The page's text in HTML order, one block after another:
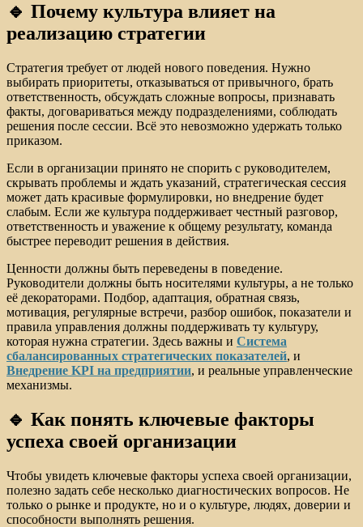
🔹 Почему культура влияет на
реализацию стратегии
Стратегия требует от людей нового поведения. Нужно
выбирать приоритеты, отказываться от привычного, брать
ответственность, обсуждать сложные вопросы, признавать
факты, договариваться между подразделениями, соблюдать
решения после сессии. Всё это невозможно удержать только
приказом.
Если в организации принято не спорить с руководителем,
скрывать проблемы и ждать указаний, стратегическая сессия
может дать красивые формулировки, но внедрение будет
слабым. Если же культура поддерживает честный разговор,
ответственность и уважение к общему результату, команда
быстрее переводит решения в действия.
Ценности должны быть переведены в поведение.
Руководители должны быть носителями культуры, а не только
её декораторами. Подбор, адаптация, обратная связь,
мотивация, регулярные встречи, разбор ошибок, показатели и
правила управления должны поддерживать ту культуру,
которая нужна стратегии. Здесь важны и Система
сбалансированных стратегических показателей, и
Внедрение KPI на предприятии, и реальные управленческие
механизмы.
🔹 Как понять ключевые факторы
успеха своей организации
Чтобы увидеть ключевые факторы успеха своей организации,
полезно задать себе несколько диагностических вопросов. Не
только о рынке и продукте, но и о культуре, людях, доверии и
способности выполнять решения.